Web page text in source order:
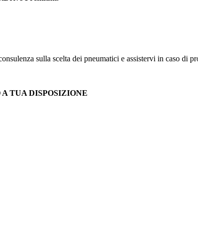
sulla scelta dei pneumatici e assistervi in caso di
TUA DISPOSIZIONE